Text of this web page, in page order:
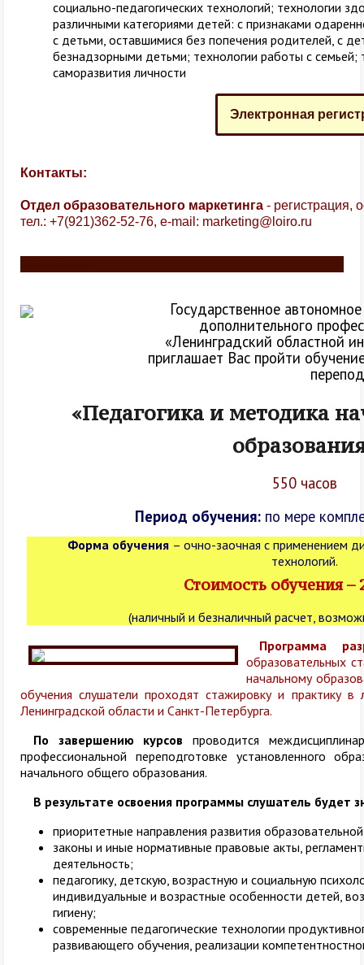
социально-педагогических технологий; технологии
различными категориями детей: с признаками
с детьми, оставшимися без попечения родителей, с
безнадзорными детьми; технологии работы с семьей;
саморазвития личности
Электронная
Контакты:
Отдел образовательного маркетинга - регистрация,
тел.: +7(921)362-52-76, e-mail: marketing@loiro.ru
Государственное
дополнительного
«Ленинградский областной
приглашает Вас пройти
«Педагогика и методика
550 часов
Период обучения: по мере
Форма обучения – очно-заочная с применением
технологий.
Стоимость обучения –
(наличный и безналичный расчет,
Программа
образовательных
начальному
обучения слушатели проходят стажировку и практику в
Ленинградской области и Санкт-Петербурга.
По завершению курсов проводится
профессиональной переподготовке установленного
начального общего образования.
В результате освоения программы слушатель будет
приоритетные направления развития
законы и иные нормативные правовые акты,
деятельность;
педагогику, детскую, возрастную и социальную
индивидуальные и возрастные особенности детей,
гигиену;
современные педагогические технологии
развивающего обучения, реализации